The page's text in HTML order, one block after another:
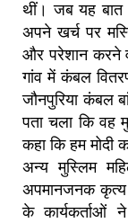
थीं। जब यह बात
अपने खर्च पर
और परेशान करने
गांव में कंबल
जौनपुरिया कंबल
पता चला कि वह
कहा कि हम मोदी
अन्य मुस्लिम
अपमानजनक कृत्य
के कार्यकर्ताओं